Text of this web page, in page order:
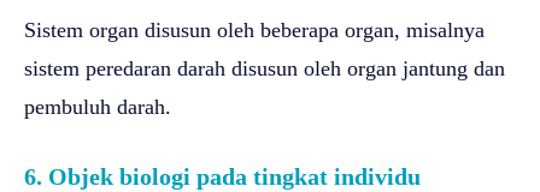
Sistem organ disusun oleh beberapa organ, misalnya
sistem peredaran darah disusun oleh organ jantung dan
pembuluh darah.
6. Objek biologi pada tingkat individu